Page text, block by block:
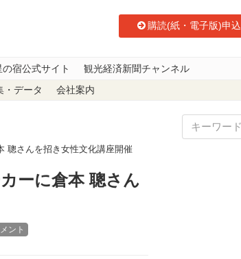
購読(紙・電子版)申込
の宿公式サイト 観光経済新聞チャンネル
・データ 会社案内
聰さんを招き女性文化講座開催
ーに倉本 聰さん